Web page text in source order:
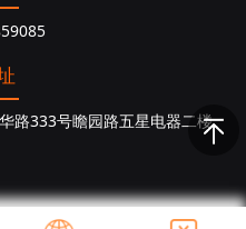
路333号瞻园路五星电器二楼